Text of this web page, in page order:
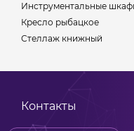
Инструментальные
Кресло рыбацкое
Стеллаж книжный
Контакты